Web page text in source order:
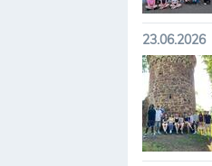
23.06.2026